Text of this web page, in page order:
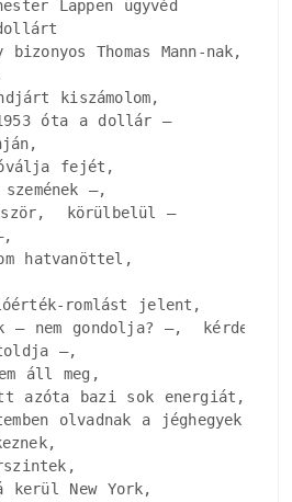
Lappen ügyvéd
Thomas Mann-nak,
kiszámolom,
óta a dollár –
fejét,
–,
körülbelül –
hatvanöttel,
romlást jelent,
– nem gondolja? –,  kérdezi,
–,
áll meg,
azóta bazi sok energiát,
olvadnak a jéghegyek,
kerül New York,